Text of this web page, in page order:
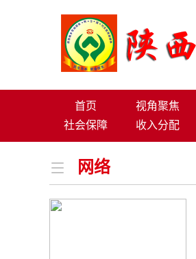
首页 视角聚焦
社会保障
收入分配
网络